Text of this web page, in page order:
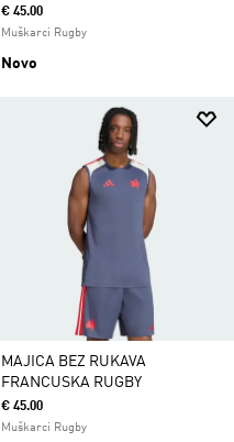
€ 45.00
Muškarci Rugby
Novo
MAJICA BEZ RUKAVA
FRANCUSKA RUGBY
€ 45.00
Muškarci Rugby